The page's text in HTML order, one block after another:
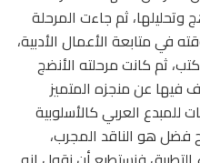
وتحليلها، ثم جاءت المرحلة
في متابعة الأعمال الأدبية،
ثم كانت مرحلته الأنضج
فيها عن منجزه المتميز
العربي كالأسلوبية
فضل هو الناقد المجرب،